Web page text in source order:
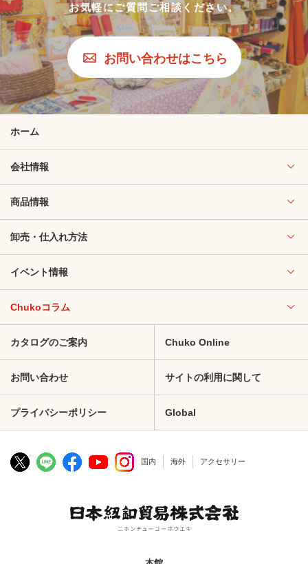
お気軽にご質問ご相談ください。
お問い合わせはこちら
ホーム
会社情報
商品情報
卸売・仕入れ方法
イベント情報
Chukoコラム
カタログのご案内 Chuko Online
お問い合わせ サイトの利用に関して
プライバシーポリシー Global
国内 海外 アクセサリー